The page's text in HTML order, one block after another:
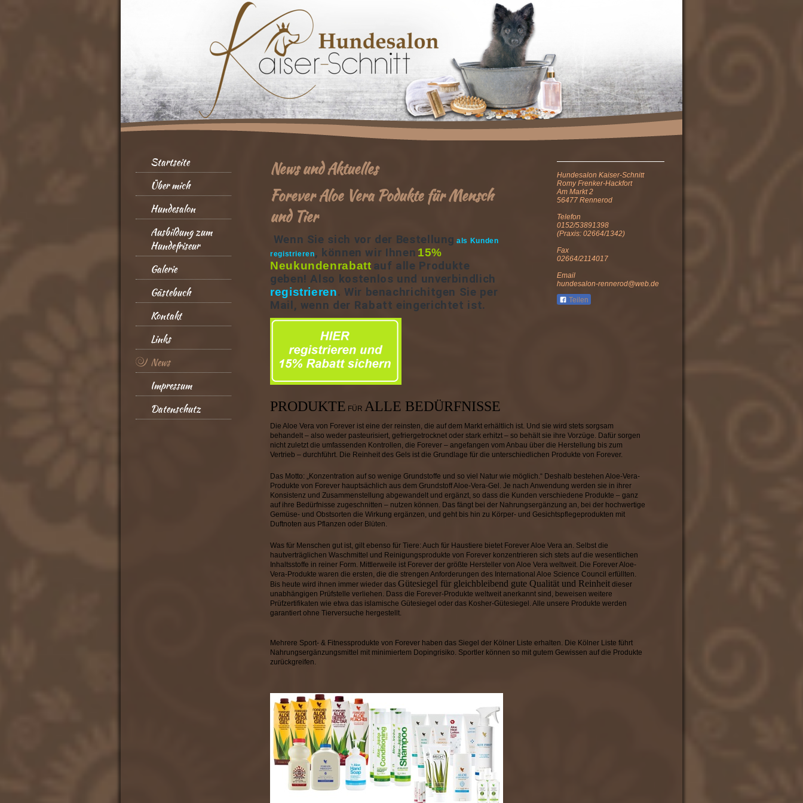
Startseite
Über mich
Hundesalon
Ausbildung zum
Hundefriseur
Galerie
Gästebuch
Kontakt
Links
News
Impressum
Datenschutz
News und Aktuelles
Forever Aloe Vera Podukte für Mensch
und Tier
Wenn Sie sich vor der Bestellung als Kunden
registrieren, können wir Ihnen 15%
Neukundenrabatt auf alle Produkte
geben! Also kostenlos und unverbindlich
registrieren. Wir benachrichitgen Sie per
Mail, wenn der Rabatt eingerichtet ist.
PRODUKTE FÜR ALLE BEDÜRFNISSE
Die Aloe Vera von Forever ist eine der reinsten, die auf dem Markt erhältlich ist. Und sie wird stets sorgsam
behandelt – also weder pasteurisiert, gefriergetrocknet oder stark erhitzt – so behält sie ihre Vorzüge. Dafür sorgen
nicht zuletzt die umfassenden Kontrollen, die Forever – angefangen vom Anbau über die Herstellung bis zum
Vertrieb – durchführt. Die Reinheit des Gels ist die Grundlage für die unterschiedlichen Produkte von Forever.
Das Motto: „Konzentration auf so wenige Grundstoffe und so viel Natur wie möglich.“ Deshalb bestehen Aloe-Vera-
Produkte von Forever hauptsächlich aus dem Grundstoff Aloe-Vera-Gel. Je nach Anwendung werden sie in ihrer
Konsistenz und Zusammenstellung abgewandelt und ergänzt, so dass die Kunden verschiedene Produkte – ganz
auf ihre Bedürfnisse zugeschnitten – nutzen können. Das fängt bei der Nahrungsergänzung an, bei der hochwertige
Gemüse- und Obstsorten die Wirkung ergänzen, und geht bis hin zu Körper- und Gesichtspflegeprodukten mit
Duftnoten aus Pflanzen oder Blüten.
Was für Menschen gut ist, gilt ebenso für Tiere: Auch für Haustiere bietet Forever Aloe Vera an. Selbst die
hautverträglichen Waschmittel und Reinigungsprodukte von Forever konzentrieren sich stets auf die wesentlichen
Inhaltsstoffe in reiner Form. Mittlerweile ist Forever der größte Hersteller von Aloe Vera weltweit. Die Forever Aloe-
Vera-Produkte waren die ersten, die die strengen Anforderungen des International Aloe Science Council erfüllten.
Bis heute wird ihnen immer wieder das Gütesiegel für gleichbleibend gute Qualität und Reinheit dieser
unabhängigen Prüfstelle verliehen. Dass die Forever-Produkte weltweit anerkannt sind, beweisen weitere
Prüfzertifikaten wie etwa das islamische Gütesiegel oder das Kosher-Gütesiegel. Alle unsere Produkte werden
garantiert ohne Tierversuche hergestellt.
Mehrere Sport- & Fitnessprodukte von Forever haben das Siegel der Kölner Liste erhalten. Die Kölner Liste führt
Nahrungsergänzungsmittel mit minimiertem Dopingrisiko. Sportler können so mit gutem Gewissen auf die Produkte
zurückgreifen.
Hundesalon Kaiser-Schnitt
Romy Frenker-Hackfort
Am Markt 2
56477 Rennerod
Telefon
0152/53891398
(Praxis: 02664/1342)
Fax
02664/2114017
Email
hundesalon-rennerod@web.de
Teilen